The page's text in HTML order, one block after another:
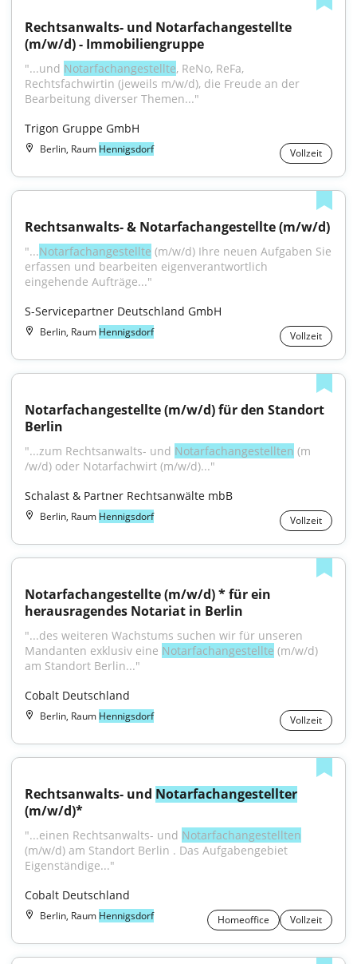
Rechtsanwalts- und Notarfachangestellte
(m/w/d) - Immobiliengruppe
"...und Notarfachangestellte, ReNo, ReFa,
Rechtsfachwirtin (jeweils m/w/d), die Freude an der
Bearbeitung diverser Themen..."
Trigon Gruppe GmbH
Berlin, Raum Hennigsdorf Vollzeit
Rechtsanwalts- & Notarfachangestellte (m/w/d)
"...Notarfachangestellte (m/w/d) Ihre neuen Aufgaben Sie
erfassen und bearbeiten eigenverantwortlich
eingehende Aufträge..."
S-Servicepartner Deutschland GmbH
Berlin, Raum Hennigsdorf Vollzeit
Notarfachangestellte (m/w/d) für den Standort
Berlin
"...zum Rechtsanwalts- und Notarfachangestellten (m
/w/d) oder Notarfachwirt (m/w/d)..."
Schalast & Partner Rechtsanwälte mbB
Berlin, Raum Hennigsdorf Vollzeit
Notarfachangestellte (m/w/d) * für ein
herausragendes Notariat in Berlin
"...des weiteren Wachstums suchen wir für unseren
Mandanten exklusiv eine Notarfachangestellte (m⁠/⁠w⁠/⁠d)
am Standort Berlin..."
Cobalt Deutschland
Berlin, Raum Hennigsdorf Vollzeit
Rechtsanwalts- und Notarfachangestellter
(m/w/d)*
"...einen Rechtsanwalts- und Notarfachangestellten
(m⁠/⁠w⁠/⁠d) am Standort Berlin . Das Aufgabengebiet
Eigenständige..."
Cobalt Deutschland
Berlin, Raum Hennigsdorf Homeoffice Vollzeit